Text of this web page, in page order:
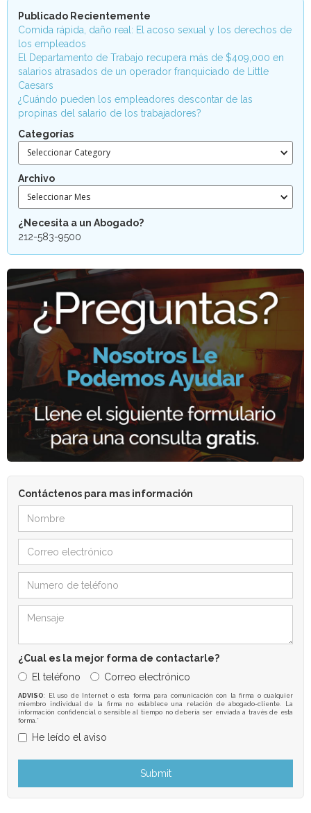
Publicado Recientemente
Comida rápida, daño real: El acoso sexual y los derechos de
los empleados
El Departamento de Trabajo recupera más de $409,000 en
salarios atrasados de un operador franquiciado de Little
Caesars
¿Cuándo pueden los empleadores descontar de las
propinas del salario de los trabajadores?
Categorías
Seleccionar Category
Archivo
Seleccionar Mes
¿Necesita a un Abogado?
212-583-9500
Contáctenos para mas información
¿Cual es la mejor forma de contactarle?
El teléfono
Correo electrónico
ADVISO: El uso de Internet o esta forma para comunicación con la firma o cualquier
miembro individual de la firma no establece una relación de abogado-cliente. La
información confidencial o sensible al tiempo no debería ser enviada a través de esta
forma.*
He leído el aviso